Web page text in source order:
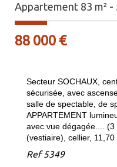
Appartement 83 m² -
88 000 €
Secteur SOCHAUX,
sécurisée, avec
salle de spectable, de
APPARTEMENT
avec vue dégagée....
(vestiaire), cellier, 11,70
Ref5349